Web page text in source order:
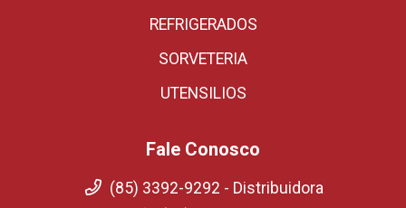
REFRIGERADOS
SORVETERIA
UTENSILIOS
Fale Conosco
(85) 3392-9292 - Distribuidora